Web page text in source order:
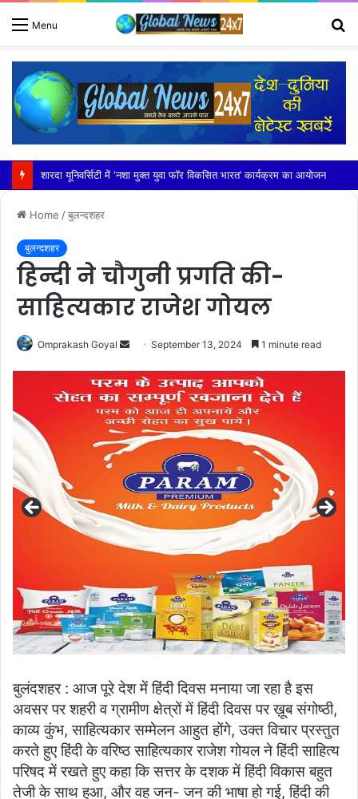
Menu
शारदा यूनिवर्सिटी में ‘नशा मुक्त युवा फॉर विकसित भारत’ कार्यक्रम का आयोजन
Home /बुलन्दशहर
बुलन्दशहर
हिन्दी ने चौगुनी प्रगति की-
साहित्यकार राजेश गोयल
Omprakash Goyal
Send
email
September 13, 2024 1 minute read
बुलंदशहर : आज पूरे देश में हिंदी दिवस मनाया जा रहा है इस
अवसर पर शहरी व ग्रामीण क्षेत्रों में हिंदी दिवस पर ख़ूब संगोष्ठी,
काव्य कुंभ, साहित्यकार सम्मेलन आहुत होंगे, उक्त विचार प्रस्तुत
करते हुए हिंदी के वरिष्ठ साहित्यकार राजेश गोयल ने हिंदी साहित्य
परिषद में रखते हुए कहा कि सत्तर के दशक में हिंदी विकास बहुत
तेजी के साथ हुआ, और वह जन- जन की भाषा हो गई, हिंदी की